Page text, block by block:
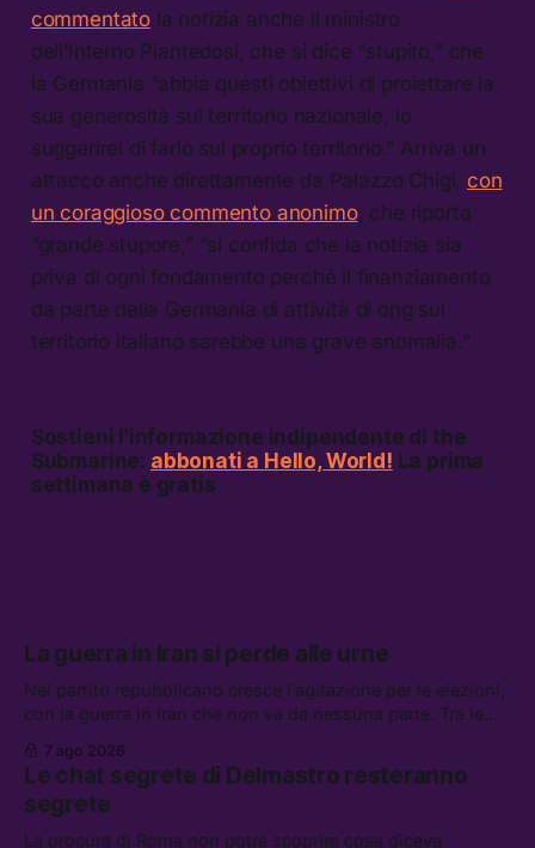
commentato la notizia anche il ministro
dell’Interno Piantedosi, che si dice “stupito,” che
la Germania “abbia questi obiettivi di proiettare la
sua generosità sul territorio nazionale, io
suggerirei di farlo sul proprio territorio.” Arriva un
attacco anche direttamente da Palazzo Chigi, con
un coraggioso commento anonimo, che riporta
“grande stupore,” “si confida che la notizia sia
priva di ogni fondamento perché il finanziamento
da parte della Germania di attività di ong sul
territorio italiano sarebbe una grave anomalia.”
Sostieni l’informazione indipendente di the
Submarine: abbonati a Hello, World! La prima
settimana è gratis
La guerra in Iran si perde alle urne
Nel partito repubblicano cresce l’agitazione per le elezioni,
con la guerra in Iran che non va da nessuna parte. Tra le
lavoro, Schlein prova a mettere in sicurezza la coalizione, e
che cos’è lo “Spiralismo,” la religione degli agenti IA
7 ago 2026
Le chat segrete di Delmastro resteranno
segrete
La procura di Roma non potrà scoprire cosa diceva